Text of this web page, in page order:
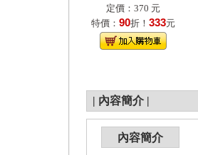
定價：370 元
特價： 90折！ 333元
| 內容簡介 |
內容簡介